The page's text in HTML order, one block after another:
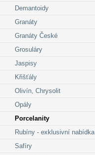
Demantoidy
Granáty
Granáty České
Grosuláry
Jaspisy
Křišťály
Olivín, Chrysolit
Opály
Porcelanity
Rubíny - exklusivní nabídka
Safíry